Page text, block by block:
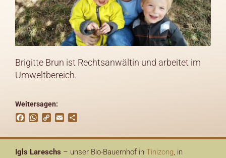
Brigitte Brun ist Rechtsanwältin und arbeitet im
Umweltbereich.
Weitersagen:
Facebook
WhatsApp
Copy Email
Igls Lareschs – unser Bio-Bauernhof in Tinizong, in